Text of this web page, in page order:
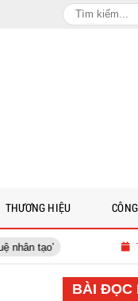
Việt Nam cần 700 tỉ
THƯƠNG HIỆU
BÀI ĐỌC